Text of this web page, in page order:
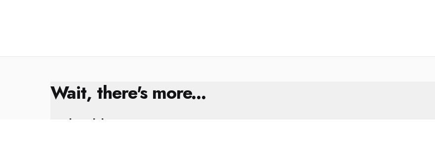
Wait, there's more...
Kral Çıplak